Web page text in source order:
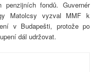
penzijních fondů. Guvernér
Matolcsy vyzval MMF k
v Budapešti, protože po
dál udržovat.